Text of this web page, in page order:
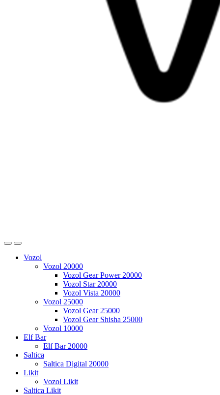
Vozol
Vozol 20000
Vozol Gear Power 20000
Vozol Star 20000
Vozol Vista 20000
Vozol 25000
Vozol Gear 25000
Vozol Gear Shisha 25000
Vozol 10000
Elf Bar
Elf Bar 20000
Saltica
Saltica Digital 20000
Likit
Vozol Likit
Saltica Likit